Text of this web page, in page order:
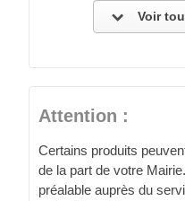
Voir
Attention :
Certains produits
de la part de votre
préalable auprès du